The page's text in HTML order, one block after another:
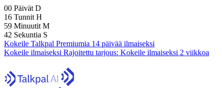
00 Päivät D
16 Tunnit H
59 Minuutit M
41 Sekuntia S
Kokeile Talkpal Premiumia 14 päivää ilmaiseksi
Kokeile ilmaiseksi Rajoitettu tarjous: Kokeile ilmaiseksi 2 viikkoa